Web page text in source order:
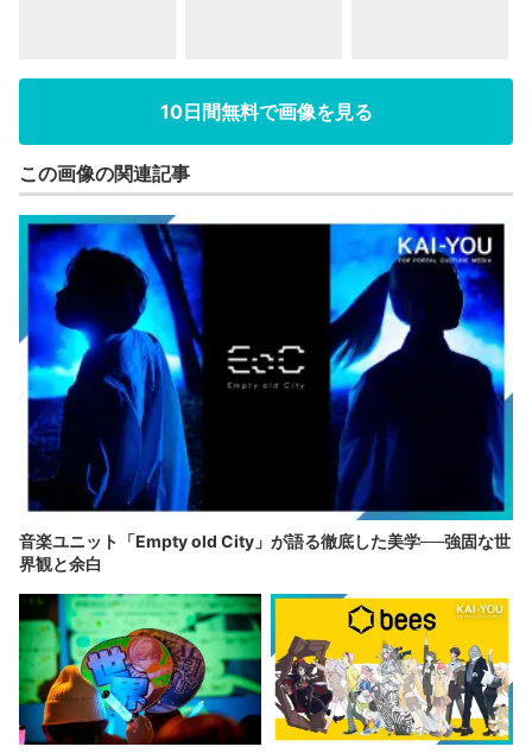
10日間無料で画像を見る
この画像の関連記事
音楽ユニット「Empty old City」が語る徹底した美学──強固な世
界観と余白